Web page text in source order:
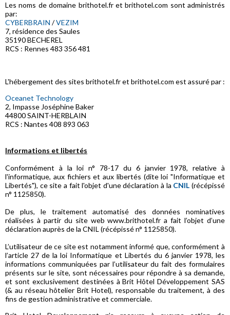
Les noms de domaine brithotel.fr et brithotel.com sont administrés
par:
CYBERBRAIN /VEZIM
7, résidence des Saules
35190 BECHEREL
RCS : Rennes 483 356 481
L'hébergement des sites brithotel.fr et brithotel.com est assuré par :
Oceanet Technology
2, Impasse Joséphine Baker
44800 SAINT-HERBLAIN
RCS : Nantes 408 893 063
Informations et libertés
Conformément à la loi n° 78-17 du 6 janvier 1978, relative à
l'informatique, aux fichiers et aux libertés (dite loi "Informatique et
Libertés"), ce site a fait l'objet d'une déclaration à la CNIL (récépissé
n° 1125850).
De plus, le traitement automatisé des données nominatives
réalisées à partir du site web www.brithotel.fr a fait l’objet d’une
déclaration auprès de la CNIL (récépissé n° 1125850).
L’utilisateur de ce site est notamment informé que, conformément à
l’article 27 de la loi Informatique et Libertés du 6 janvier 1978, les
informations communiquées par l’utilisateur du fait des formulaires
présents sur le site, sont nécessaires pour répondre à sa demande,
et sont exclusivement destinées à Brit Hôtel Développement SAS
(& au réseau hôtelier Brit Hotel), responsable du traitement, à des
fins de gestion administrative et commerciale.